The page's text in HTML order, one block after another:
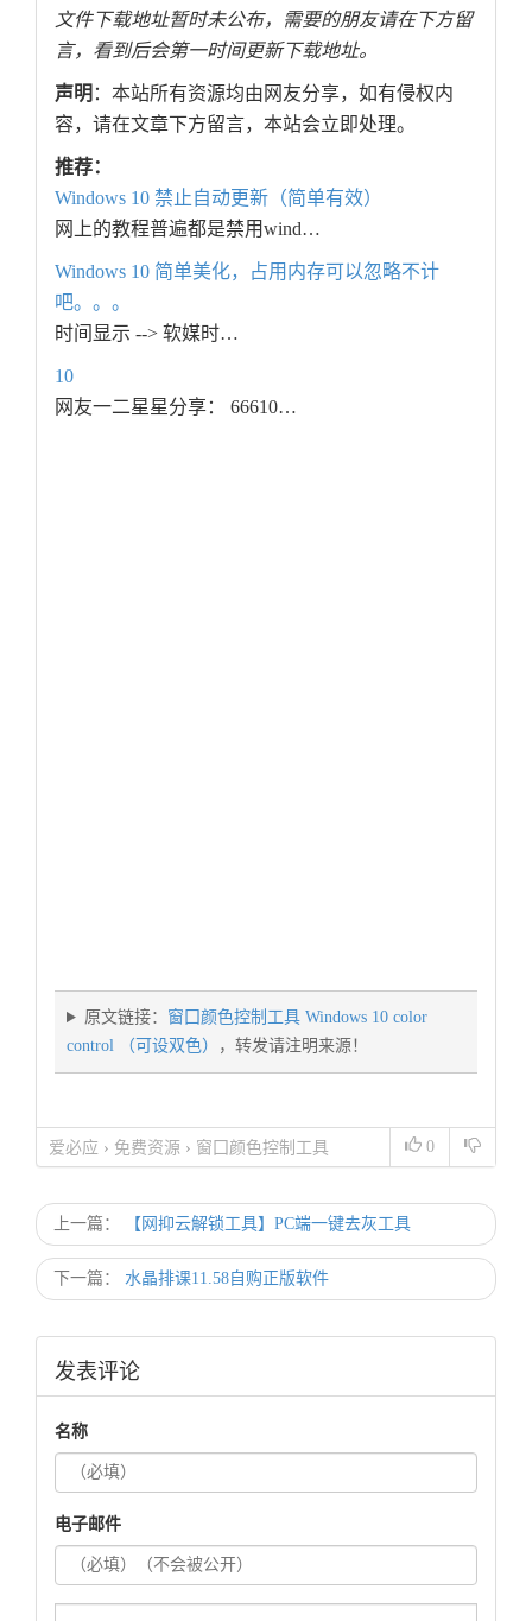
文件下载地址暂时未公布，需要的朋友请在下方留
言，看到后会第一时间更新下载地址。
声明 ：本站所有资源均由网友分享，如有侵权内
容，请在文章下方留言，本站会立即处理。
推荐：
Windows 10 禁止自动更新（简单有效）
网上的教程普遍都是禁用wind…
Windows 10 简单美化，占用内存可以忽略不计
吧。。。
时间显示 --> 软媒时…
10
网友一二星星分享： 66610…
原文链接： 窗囗颜色控制工具 Windows 10 color
control （可设双色）
，转发请注明来源！
0
爱必应 › 免费资源 › 窗囗颜色控制工具
上一篇： 【网抑云解锁工具】PC端一键去灰工具
下一篇： 水晶排课11.58自购正版软件
发表评论
名称
电子邮件